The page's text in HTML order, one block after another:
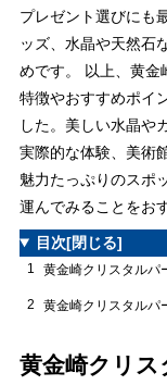
プレゼント選びにも
ッズ、水晶や天然石
めです。 以上、黄金
特徴やおすすめポイ
した。美しい水晶や
実際的な体験、美術
魅力たっぷりのスポ
運んでみることをお
目次[閉じる]
1 黄金崎クリスタルパ
2 黄金崎クリスタルパ
黄金崎クリ